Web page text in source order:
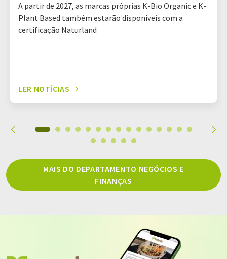
A partir de 2027, as marcas próprias K-Bio Organic e K-
Plant Based também estarão disponíveis com a
certificação Naturland
LER NOTÍCIAS
MAIS DO DEPARTAMENTO NEGÓCIOS E
FINANÇAS